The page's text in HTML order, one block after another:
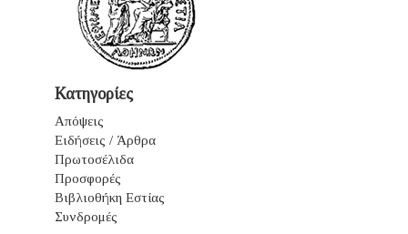
Κατηγορίες
Απόψεις
Ειδήσεις / Άρθρα
Πρωτοσέλιδα
Προσφορές
Βιβλιοθήκη Εστίας
Συνδρομές